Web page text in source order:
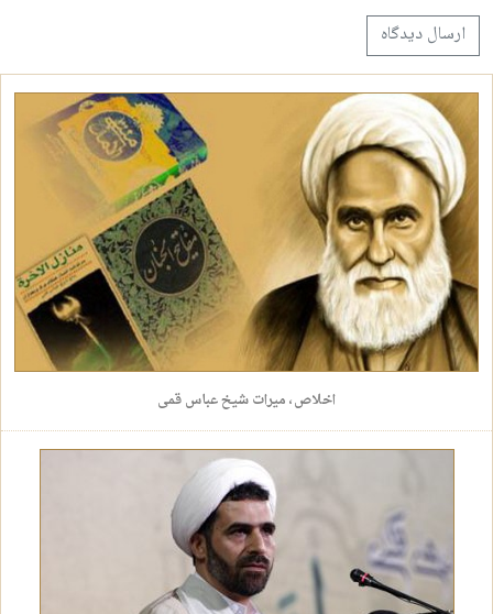
اخلاص، میرات شیخ عباس قمی